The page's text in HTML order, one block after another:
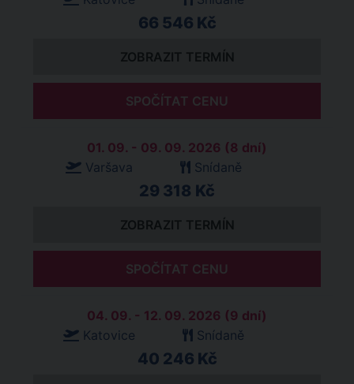
66 546 Kč
ZOBRAZIT TERMÍN
SPOČÍTAT CENU
01. 09. - 09. 09. 2026 (8 dní)
Varšava
Snídaně
29 318 Kč
ZOBRAZIT TERMÍN
SPOČÍTAT CENU
04. 09. - 12. 09. 2026 (9 dní)
Katovice
Snídaně
40 246 Kč